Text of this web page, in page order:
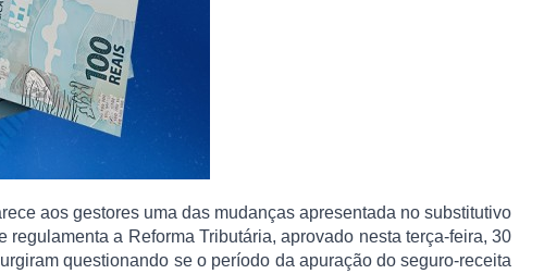
aos gestores uma das mudanças apresentada no substitutivo
a Reforma Tributária, aprovado nesta terça-feira, 30
questionando se o período da apuração do seguro-receita